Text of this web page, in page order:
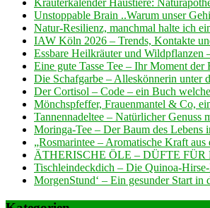
Kräuterkalender Haustiere:
Unstoppable Brain ..Warum unser
Natur-Resilienz, manchmal halte ich
IAW Köln 2026 – Trends, Kontakte
Essbare Heilkräuter und Wildpflanzen
Eine gute Tasse Tee – Ihr Moment der
Die Schafgarbe – Alleskönnerin unter
Der Cortisol – Code – ein Buch
Mönchspfeffer, Frauenmantel & Co,
Tannennadeltee – Natürlicher Genuss
Moringa-Tee – Der Baum des Lebens
„Rosmarintee – Aromatische Kraft aus
ÄTHERISCHE ÖLE – DÜFTE
Tischleindeckdich – Die Quinoa-
MorgenStund‘ – Ein gesunder Start in